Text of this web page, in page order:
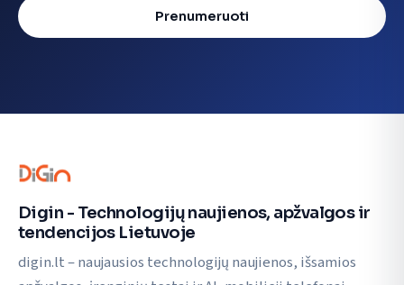
Prenumeruoti
Digin - Technologijų naujienos, apžvalgos ir
tendencijos Lietuvoje
digin.lt – naujausios technologijų naujienos, išsamios